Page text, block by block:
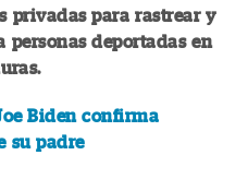
privadas para rastrear y
deportadas en
Biden confirma
su padre